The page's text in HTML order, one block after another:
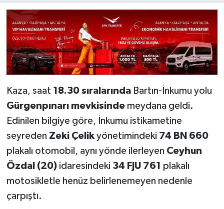
Kaza, saat 18.30 sıralarındaBartın-İnkumu yolu
Gürgenpınarı mevkisindemeydana geldi.
Edinilen bilgiye göre, İnkumu istikametine
seyreden Zeki Çelikyönetimindeki 74 BN 660
plakalı otomobil, aynı yönde ilerleyen Ceyhun
Özdal (20)idaresindeki 34 FJU 761 plakalı
motosikletle henüz belirlenemeyen nedenle
çarpıştı.